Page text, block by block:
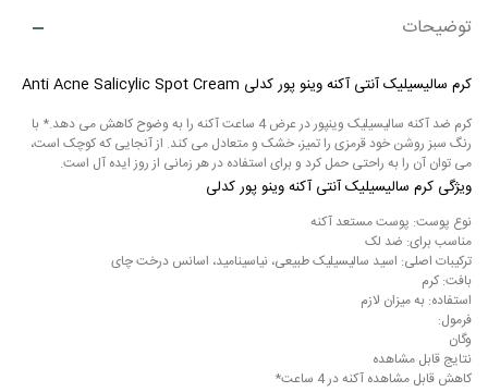
توضیحات
کرم سالیسیلیک آنتی آکنه وینو پور کدلی Anti Acne Salicylic Spot Cream
کرم ضد آکنه سالیسیلیک وینپور در عرض 4 ساعت آکنه را به وضوح کاهش می دهد.* با
رنگ سبز روشن خود قرمزی را تمیز، خشک و متعادل می کند. از آنجایی که کوچک است،
می توان آن را به راحتی حمل کرد و برای استفاده در هر زمانی از روز ایده آل است.
ویژگی کرم سالیسیلیک آنتی آکنه وینو پور کدلی
نوع پوست: پوست مستعد آکنه
مناسب برای: ضد لک
ترکیبات اصلی: اسید سالیسیلیک طبیعی، نیاسینامید، اسانس درخت چای
بافت: کرم
استفاده: به میزان لازم
فرمول:
وگان
نتایج قابل مشاهده
کاهش قابل مشاهده آکنه در 4 ساعت*